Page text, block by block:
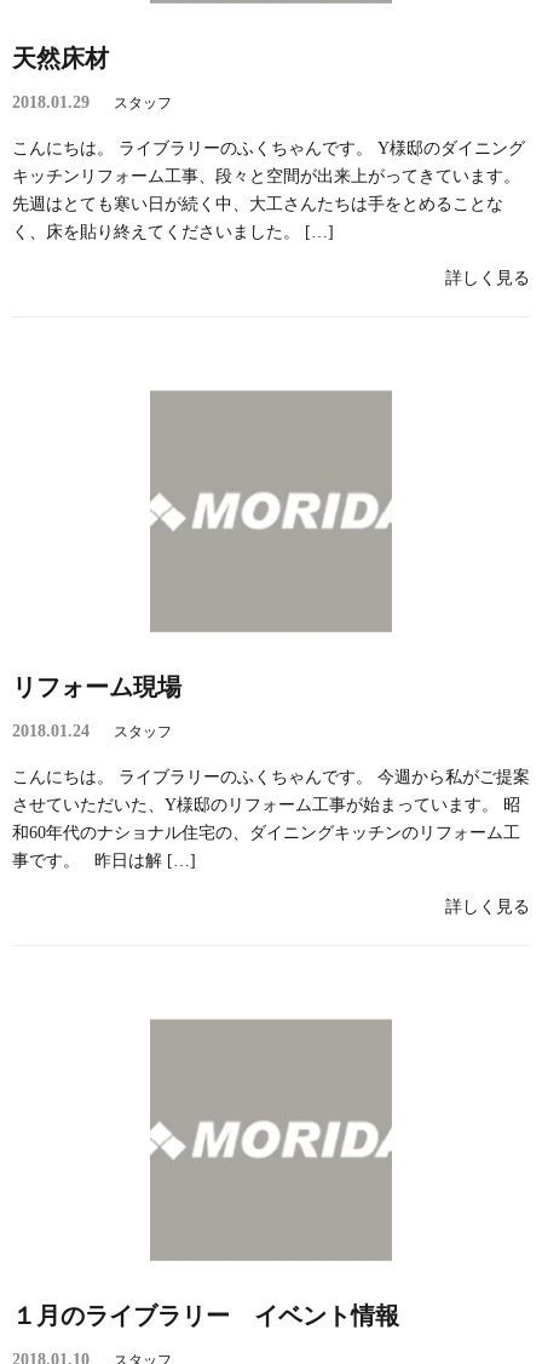
天然床材
2018.01.29 スタッフ
こんにちは。 ライブラリーのふくちゃんです。 Y様邸のダイニング
キッチンリフォーム工事、段々と空間が出来上がってきています。
先週はとても寒い日が続く中、大工さんたちは手をとめることな
く、床を貼り終えてくださいました。 […]
詳しく見る
リフォーム現場
2018.01.24 スタッフ
こんにちは。 ライブラリーのふくちゃんです。 今週から私がご提案
させていただいた、Y様邸のリフォーム工事が始まっています。 昭
和60年代のナショナル住宅の、ダイニングキッチンのリフォーム工
事です。 昨日は解 […]
詳しく見る
１月のライブラリー イベント情報
2018.01.10 スタッフ